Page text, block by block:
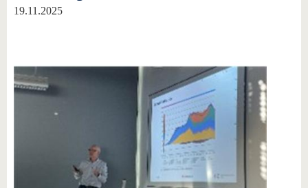
19.11.2025